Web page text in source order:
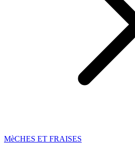
MèCHES ET FRAISES